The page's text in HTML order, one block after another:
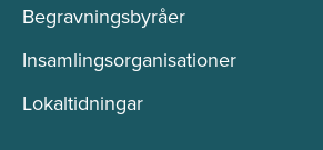
Begravningsbyråer
Insamlingsorganisationer
Lokaltidningar